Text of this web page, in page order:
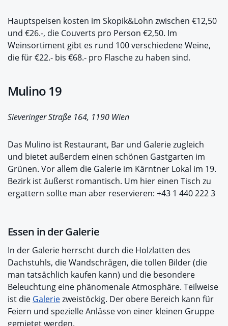
Hauptspeisen kosten im Skopik&Lohn zwischen €12,50
und €26.-, die Couverts pro Person €2,50. Im
Weinsortiment gibt es rund 100 verschiedene Weine,
die für €22.- bis €68.- pro Flasche zu haben sind.
Mulino 19
Sieveringer Straße 164, 1190 Wien
Das Mulino ist Restaurant, Bar und Galerie zugleich
und bietet außerdem einen schönen Gastgarten im
Grünen. Vor allem die Galerie im Kärntner Lokal im 19.
Bezirk ist äußerst romantisch. Um hier einen Tisch zu
ergattern sollte man aber reservieren: +43 1 440 222 3
Essen in der Galerie
In der Galerie herrscht durch die Holzlatten des
Dachstuhls, die Wandschrägen, die tollen Bilder (die
man tatsächlich kaufen kann) und die besondere
Beleuchtung eine phänomenale Atmosphäre. Teilweise
ist die Galeriezweistöckig. Der obere Bereich kann für
Feiern und spezielle Anlässe von einer kleinen Gruppe
gemietet werden.